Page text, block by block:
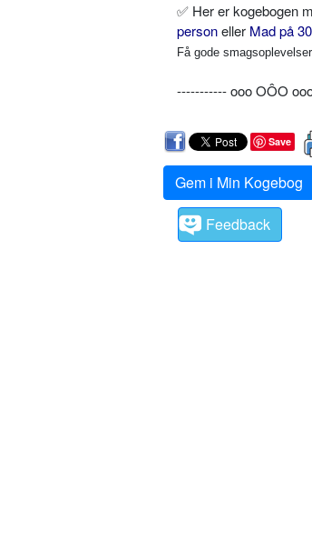
✅ Her er kogebogen
personeller Mad på
Få gode
----------- ooo OÔO
Save
Gem i Min Kogebog
Feedback